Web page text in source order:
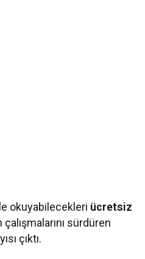
okuyabilecekleri ücretsiz
sürdüren
çıktı.